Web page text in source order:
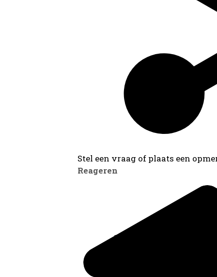
Stel een vraag of plaats een
Reageren